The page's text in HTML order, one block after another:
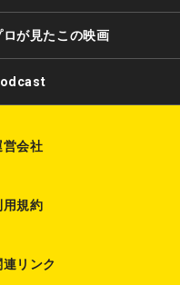
o
o
a
s
ロが見たこの映画
営会社
用規約
連リンク